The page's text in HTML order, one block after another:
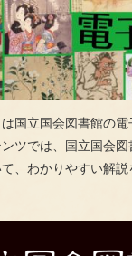
国立国会図書館の電
ツでは、国立国会
、わかりやすい解